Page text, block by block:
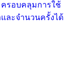
ครอบคลุมการใช้
และจำนวนครั้งได้